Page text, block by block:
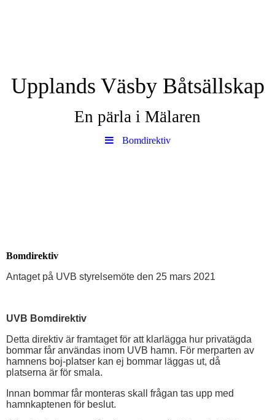
Upplands Väsby Båtsällskap
En pärla i Mälaren
Bomdirektiv
Bomdirektiv
Antaget på UVB styrelsemöte den 25 mars 2021
UVB Bomdirektiv
Detta direktiv är framtaget för att klarlägga hur privatägda
bommar får användas inom UVB hamn. För merparten av
hamnens boj-platser kan ej bommar läggas ut, då
platserna är för smala.
Innan bommar får monteras skall frågan tas upp med
hamnkaptenen för beslut.